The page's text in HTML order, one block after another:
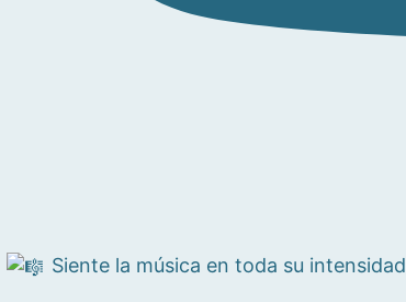
Siente la música en toda su intensidad